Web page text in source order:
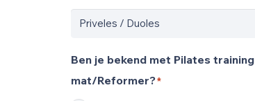
Ben je bekend met Pilates training
mat/Reformer?*